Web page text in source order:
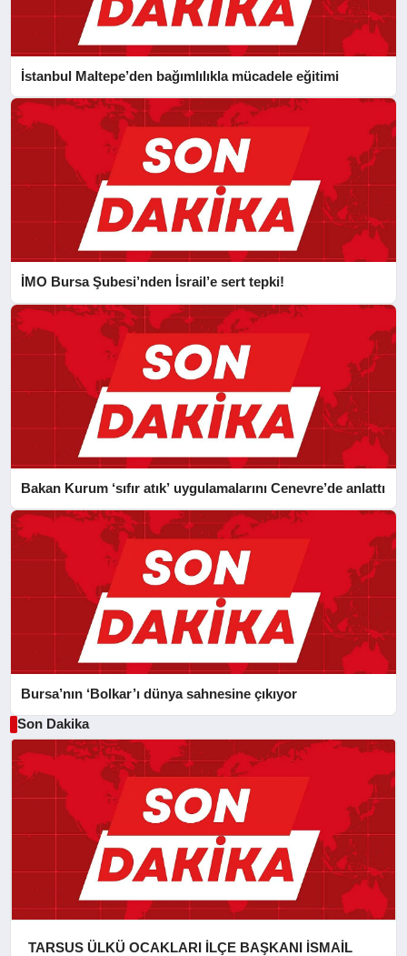
İstanbul Maltepe’den bağımlılıkla mücadele eğitimi
İMO Bursa Şubesi’nden İsrail’e sert tepki!
Bakan Kurum ‘sıfır atık’ uygulamalarını Cenevre’de anlattı
Bursa’nın ‘Bolkar’ı dünya sahnesine çıkıyor
Son Dakika
TARSUS ÜLKÜ OCAKLARI İLÇE BAŞKANI İSMAİL